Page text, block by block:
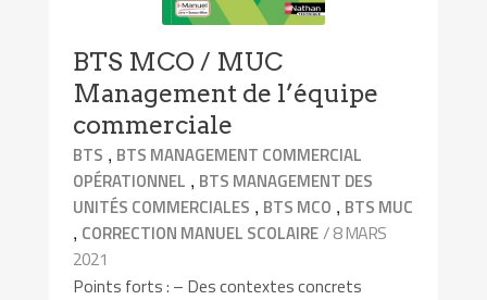
BTS MCO / MUC
Management de l’équipe
commerciale
BTS , BTS MANAGEMENT COMMERCIAL
OPÉRATIONNEL , BTS MANAGEMENT DES
UNITÉS COMMERCIALES , BTS MCO , BTS MUC
, CORRECTION MANUEL SCOLAIRE/ 8 MARS
2021
Points forts : – Des contextes concrets